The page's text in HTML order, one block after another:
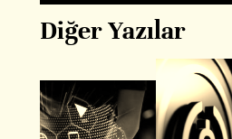
Diğer Yazılar